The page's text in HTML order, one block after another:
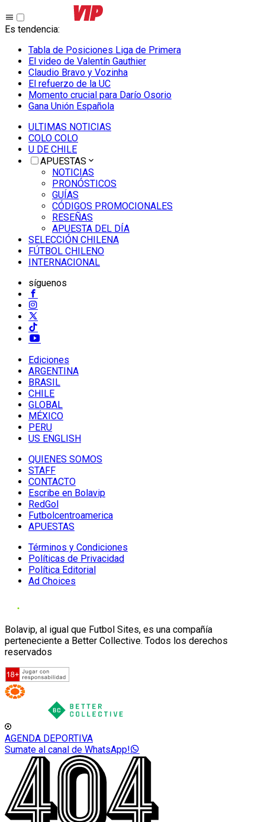
Es tendencia:
Tabla de Posiciones Liga de Primera
El video de Valentín Gauthier
Claudio Bravo y Vozinha
El refuerzo de la UC
Momento crucial para Darío Osorio
Gana Unión Española
ULTIMAS NOTICIAS
COLO COLO
U DE CHILE
APUESTAS
NOTICIAS
PRONÓSTICOS
GUÍAS
CÓDIGOS PROMOCIONALES
RESEÑAS
APUESTA DEL DÍA
SELECCIÓN CHILENA
FÚTBOL CHILENO
INTERNACIONAL
síguenos
Ediciones
ARGENTINA
BRASIL
CHILE
GLOBAL
MÉXICO
PERU
US ENGLISH
QUIENES SOMOS
STAFF
CONTACTO
Escribe en Bolavip
RedGol
Futbolcentroamerica
APUESTAS
Términos y Condiciones
Políticas de Privacidad
Política Editorial
Ad Choices
Bolavip, al igual que Futbol Sites, es una compañía
perteneciente a Better Collective. Todos los derechos
reservados
AGENDA DEPORTIVA
Sumate al canal de WhatsApp!